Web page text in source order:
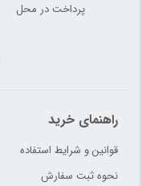
پرداخت در محل
راهنمای خرید
قوانین و شرایط استفاده
نحوه ثبت سفارش